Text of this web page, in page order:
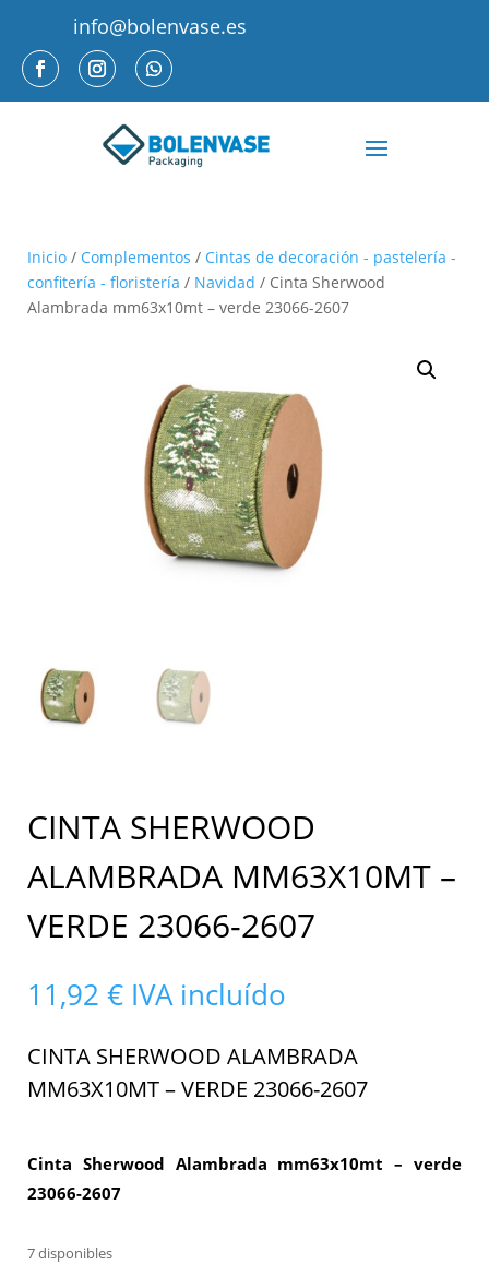
info@bolenvase.es
Inicio / Complementos / Cintas de decoración - pastelería -
confitería - floristería / Navidad / Cinta Sherwood
Alambrada mm63x10mt – verde 23066-2607
CINTA SHERWOOD
ALAMBRADA MM63X10MT –
VERDE 23066-2607
11,92 € IVA incluído
CINTA SHERWOOD ALAMBRADA
MM63X10MT – VERDE 23066-2607
Cinta Sherwood Alambrada mm63x10mt – verde
23066-2607
7 disponibles